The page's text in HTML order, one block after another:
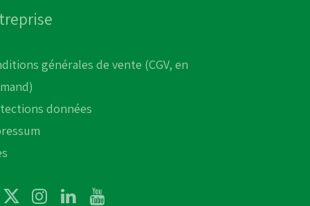
générales de vente (CGV, en
données